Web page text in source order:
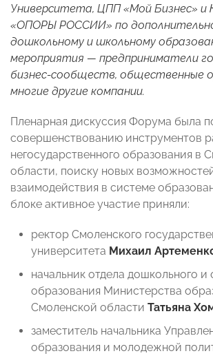
Университета, ЦПП «Мой Бизнес» и
«ОПОРЫ РОССИИ» по
дошкольному и школьному
мероприятия — предприниматели
бизнес-сообществ, общественные
многие другие компании.
Пленарная дискуссия Форума была
совершенствованию инструментов
негосударственного образования в
области, поиску новых
взаимодействия в системе
блоке активное участие приняли:
ректор Смоленского
университета Михаил
начальник отдела дошкольного и
образования Министерства
Смоленской области Татьяна
заместитель начальника
образования и молодежной